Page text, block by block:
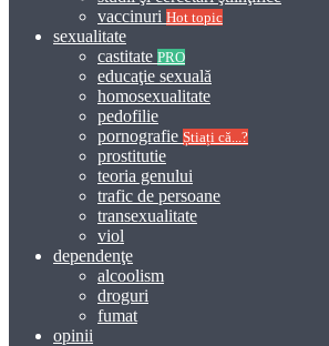
vaccinuri Hot topic
sexualitate
castitate PRO
educaţie sexuală
homosexualitate
pedofilie
pornografie Știați că...?
prostitutie
teoria genului
trafic de persoane
transexualitate
viol
dependenţe
alcoolism
droguri
fumat
opinii